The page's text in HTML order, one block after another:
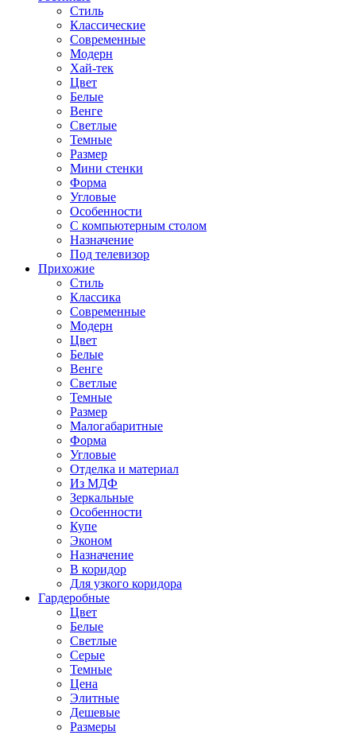
Стиль
Классические
Современные
Модерн
Хай-тек
Цвет
Белые
Венге
Светлые
Темные
Размер
Мини стенки
Форма
Угловые
Особенности
С компьютерным столом
Назначение
Под телевизор
Прихожие
Стиль
Классика
Современные
Модерн
Цвет
Белые
Венге
Светлые
Темные
Размер
Малогабаритные
Форма
Угловые
Отделка и материал
Из МДФ
Зеркальные
Особенности
Купе
Эконом
Назначение
В коридор
Для узкого коридора
Гардеробные
Цвет
Белые
Светлые
Серые
Темные
Цена
Элитные
Дешевые
Размеры